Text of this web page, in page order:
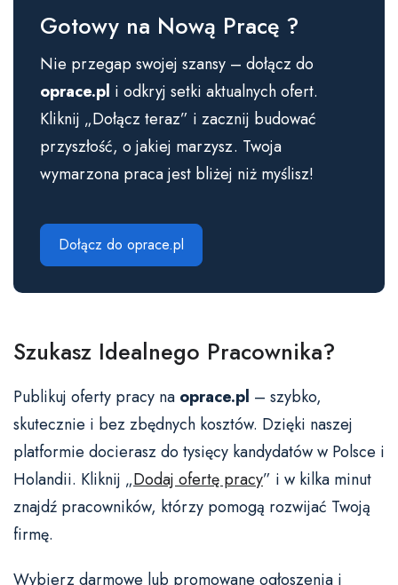
Gotowy na Nową Pracę ?
Nie przegap swojej szansy – dołącz do
oprace.pl i odkryj setki aktualnych ofert.
Kliknij „Dołącz teraz” i zacznij budować
przyszłość, o jakiej marzysz. Twoja
wymarzona praca jest bliżej niż myślisz!
Dołącz do oprace.pl
Szukasz Idealnego Pracownika?
Publikuj oferty pracy na oprace.pl – szybko,
skutecznie i bez zbędnych kosztów. Dzięki naszej
platformie docierasz do tysięcy kandydatów w Polsce i
Holandii. Kliknij „Dodaj ofertę pracy” i w kilka minut
znajdź pracowników, którzy pomogą rozwijać Twoją
firmę.
Wybierz darmowe lub promowane ogłoszenia i